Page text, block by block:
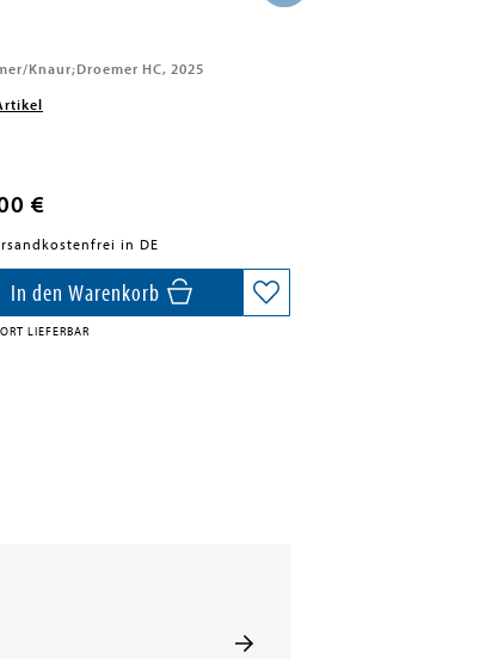
Knaur;Droemer HC, 2025
€
in DE
In den Warenkorb
LIEFERBAR